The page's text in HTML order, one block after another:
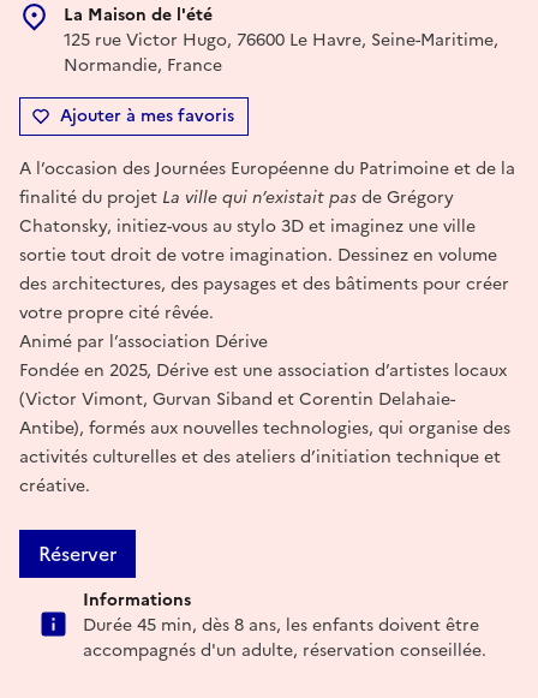
La Maison de l'été
125 rue Victor Hugo, 76600 Le Havre, Seine-Maritime,
Normandie, France
Ajouter à mes favoris
A l’occasion des Journées Européenne du Patrimoine et de la
finalité du projet La ville qui n’existait pasde Grégory
Chatonsky, initiez-vous au stylo 3D et imaginez une ville
sortie tout droit de votre imagination. Dessinez en volume
des architectures, des paysages et des bâtiments pour créer
votre propre cité rêvée.
Animé par l’association Dérive
Fondée en 2025, Dérive est une association d’artistes locaux
(Victor Vimont, Gurvan Siband et Corentin Delahaie-
Antibe), formés aux nouvelles technologies, qui organise des
activités culturelles et des ateliers d’initiation technique et
créative.
Réserver
Informations
Durée 45 min, dès 8 ans, les enfants doivent être
accompagnés d'un adulte, réservation conseillée.